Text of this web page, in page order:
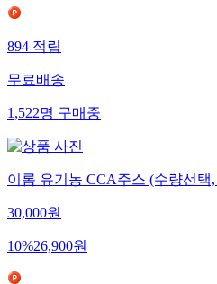
894 적립
무료배송
1,522명 구매중
이롬 유기농 CCA주스 (수량선택,
30,000원
10%26,900원